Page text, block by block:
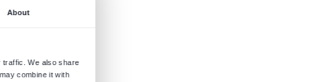
„Target Size (Minimum)”)
wynosi co najmniej 24×24 piksele. Ułatwia